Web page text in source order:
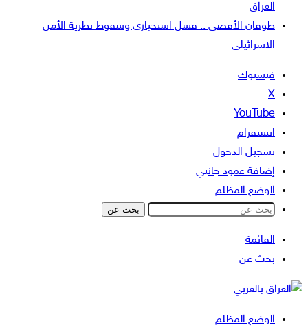
العراق
طوفان الأقصى .. فشل استخباري وسقوط نظرية الأمن
الاسرائيلي
فيسبوك
‫X
‫YouTube
انستقرام
تسجيل الدخول
إضافة عمود جانبي
الوضع المظلم
بحث عن
القائمة
بحث عن
الوضع المظلم